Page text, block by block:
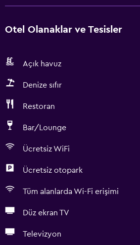
Otel Olanaklar ve Tesisler
Açık havuz
Denize sıfır
Restoran
Bar/Lounge
Ücretsiz WiFi
Ücretsiz otopark
Tüm alanlarda Wi-Fi erişimi
Düz ekran TV
Televizyon